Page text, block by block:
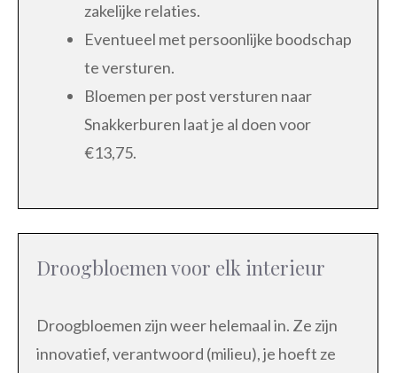
zakelijke relaties.
Eventueel met persoonlijke boodschap
te versturen.
Bloemen per post versturen naar
Snakkerburen laat je al doen voor
€13,75.
Droogbloemen voor elk interieur
Droogbloemen zijn weer helemaal in. Ze zijn
innovatief, verantwoord (milieu), je hoeft ze